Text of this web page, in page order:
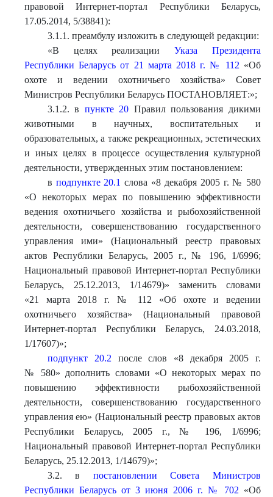
правовой Интернет-портал Республики Беларусь,
17.05.2014, 5/38841):
3.1.1. преамбулу изложить в следующей редакции:
«В целях реализацииУказа Президента
Республики Беларусь от 21 марта 2018 г. № 112 «Об
охоте и ведении охотничьего хозяйства» Совет
Министров Республики Беларусь ПОСТАНОВЛЯЕТ:»;
3.1.2. в пункте 20 Правил пользования дикими
животными в научных, воспитательных и
образовательных, а также рекреационных, эстетических
и иных целях в процессе осуществления культурной
деятельности, утвержденных этим постановлением:
в подпункте 20.1 слова «8 декабря 2005 г. № 580
«О некоторых мерах по повышению эффективности
ведения охотничьего хозяйства и рыбохозяйственной
деятельности, совершенствованию государственного
управления ими» (Национальный реестр правовых
актов Республики Беларусь, 2005 г., № 196, 1/6996;
Национальный правовой Интернет-портал Республики
Беларусь, 25.12.2013, 1/14679)» заменить словами
«21 марта 2018 г. № 112 «Об охоте и ведении
охотничьего хозяйства» (Национальный правовой
Интернет-портал Республики Беларусь, 24.03.2018,
1/17607)»;
подпункт 20.2 после слов «8 декабря 2005 г.
№ 580» дополнить словами «О некоторых мерах по
повышению эффективности рыбохозяйственной
деятельности, совершенствованию государственного
управления ею» (Национальный реестр правовых актов
Республики Беларусь, 2005 г., № 196, 1/6996;
Национальный правовой Интернет-портал Республики
Беларусь, 25.12.2013, 1/14679)»;
3.2. в постановлении Совета Министров
Республики Беларусь от 3 июня 2006 г. № 702 «Об